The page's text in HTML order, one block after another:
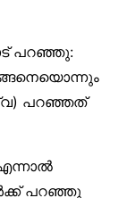
പറഞ്ഞു:
പറഞ്ഞത്
പറഞ്ഞു